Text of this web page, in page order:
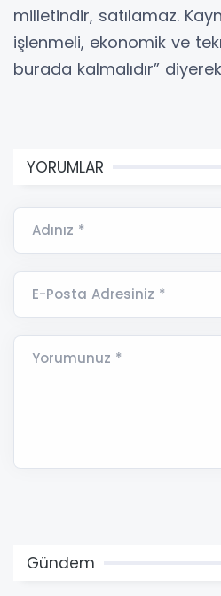
milletindir, satılamaz.
işlenmeli, ekonomik ve
burada kalmalıdır”
YORUMLAR
Adınız *
E-Posta Adresiniz *
Yorumunuz *
Gündem